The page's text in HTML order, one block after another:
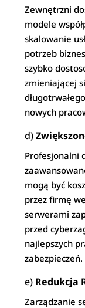
Zewnętrzni
modele
skalowanie
potrzeb
szybko
zmieniającej
nowych
d)
Profesjonalni
mogą być
przez firmę
serwerami
przed
najlepszych
zabezpieczeń.
e) Redukcja
Zarządzanie